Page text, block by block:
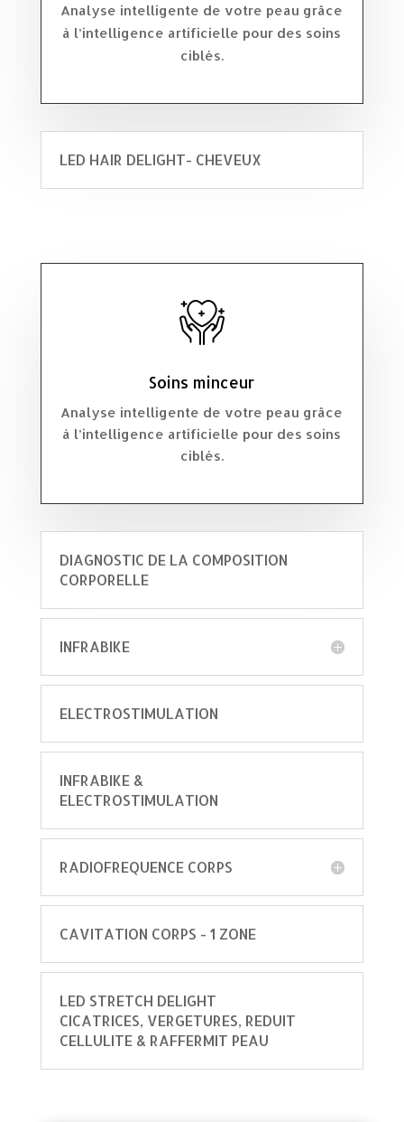
Analyse intelligente de votre peau grâce
à l’intelligence artificielle pour des soins
ciblés.
LED HAIR DELIGHT- CHEVEUX
Soins minceur
Analyse intelligente de votre peau grâce
à l’intelligence artificielle pour des soins
ciblés.
DIAGNOSTIC DE LA COMPOSITION
CORPORELLE
INFRABIKE
ELECTROSTIMULATION
INFRABIKE &
ELECTROSTIMULATION
RADIOFREQUENCE CORPS
CAVITATION CORPS - 1 ZONE
LED STRETCH DELIGHT
CICATRICES, VERGETURES, REDUIT
CELLULITE & RAFFERMIT PEAU